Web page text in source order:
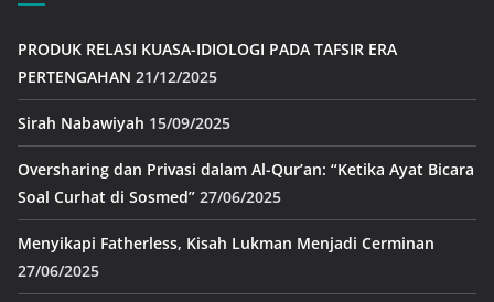
PRODUK RELASI KUASA-IDIOLOGI PADA TAFSIR ERA
PERTENGAHAN 21/12/2025
Sirah Nabawiyah 15/09/2025
Oversharing dan Privasi dalam Al-Qur’an: “Ketika Ayat Bicara
Soal Curhat di Sosmed” 27/06/2025
Menyikapi Fatherless, Kisah Lukman Menjadi Cerminan
27/06/2025